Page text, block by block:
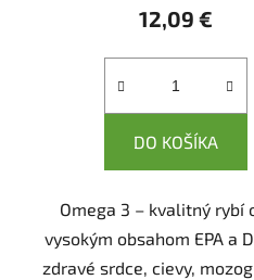
12,09 €
DO KOŠÍKA
Omega 3 – kvalitný rybí
vysokým obsahom EPA a
zdravé srdce, cievy,